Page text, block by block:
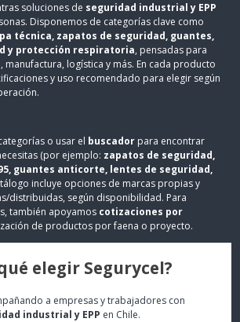
soluciones de seguridad industrial y EPP
Disponemos de categorías clave como
técnica, zapatos de seguridad, guantes,
y protección respiratoria, pensadas para
manufactura, logística y más. En cada producto
y uso recomendado para elegir según
o usar el buscador para encontrar
(por ejemplo: zapatos de seguridad,
guantes anticorte, lentes de seguridad,
incluye opciones de marcas propias y
distribuidas, según disponibilidad. Para
también apoyamos cotizaciones por
de productos por faena o proyecto.
elegir Segurycel?
a empresas y trabajadores con
industrial y EPP en Chile.